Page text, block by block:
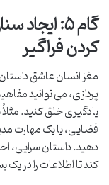
گام ۵:
کردن فراگیر
مغز انسان عاشق
پردازی، می توانید
یادگیری خلق کنید.
فضایی، یا یک مهارت
دهید. داستان سرایی،
کند تا اطلاعات را در یک